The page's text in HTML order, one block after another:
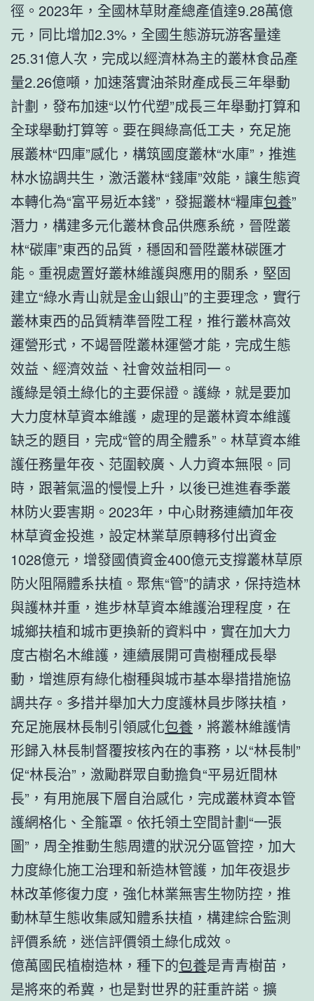
徑。2023年，全國林草財產總產值達9.28萬億
元，同比增加2.3%，全國生態游玩游客量達
25.31億人次，完成以經濟林為主的叢林食品產
量2.26億噸，加速落實油茶財產成長三年舉動
計劃，發布加速“以竹代塑”成長三年舉動打算和
全球舉動打算等。要在興綠高低工夫，充足施
展叢林“四庫”感化，構筑國度叢林“水庫”，推進
林水協調共生，激活叢林“錢庫”效能，讓生態資
本轉化為“富平易近本錢”，發掘叢林“糧庫包養”
潛力，構建多元化叢林食品供應系統，晉陞叢
林“碳庫”東西的品質，穩固和晉陞叢林碳匯才
能。重視處置好叢林維護與應用的關系，堅固
建立“綠水青山就是金山銀山”的主要理念，實行
叢林東西的品質精準晉陞工程，推行叢林高效
運營形式，不竭晉陞叢林運營才能，完成生態
效益、經濟效益、社會效益相同一。
護綠是領土綠化的主要保證。護綠，就是要加
大力度林草資本維護，處理的是叢林資本維護
缺乏的題目，完成“管的周全體系”。林草資本維
護任務量年夜、范圍較廣、人力資本無限。同
時，跟著氣溫的慢慢上升，以後已進進春季叢
林防火要害期。2023年，中心財務連續加年夜
林草資金投進，設定林業草原轉移付出資金
1028億元，增發國債資金400億元支撐叢林草原
防火阻隔體系扶植。聚焦“管”的請求，保持造林
與護林并重，進步林草資本維護治理程度，在
城鄉扶植和城市更換新的資料中，實在加大力
度古樹名木維護，連續展開可貴樹種成長舉
動，增進原有綠化樹種與城市基本舉措措施協
調共存。多措并舉加大力度護林員步隊扶植，
充足施展林長制引領感化包養 ，將叢林維護情
形歸入林長制督覆按核內在的事務，以“林長制”
促“林長治”，激勵群眾自動擔負“平易近間林
長”，有用施展下層自治感化，完成叢林資本管
護網格化、全籠罩。依托領土空間計劃“一張
圖”，周全推動生態周遭的狀況分區管控，加大
力度綠化施工治理和新造林管護，加年夜退步
林改革修復力度，強化林業無害生物防控，推
動林草生態收集感知體系扶植，構建綜合監測
評價系統，迷信評價領土綠化成效。
億萬國民植樹造林，種下的包養是青青樹苗，
是將來的希冀，也是對世界的莊重許諾。擴